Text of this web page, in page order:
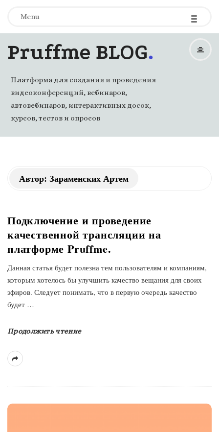
Menu -
-
-
Pruffme BLOG.
Платформа для создания и проведения
видеоконференций, вебинаров,
автовебинаров, интерактивных досок,
курсов, тестов и опросов
Автор: Зараменских Артем
Подключение и проведение
качественной трансляции на
платформе Pruffme.
Данная статья будет полезна тем пользователям и компаниям,
которым хотелось бы улучшить качество вещания для своих
эфиров. Следует понимать, что в первую очередь качество
будет …
Продолжить чтение